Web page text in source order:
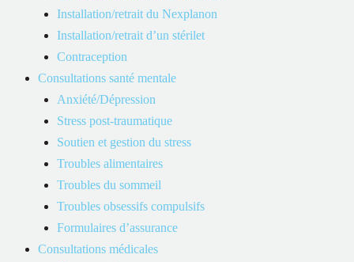
Installation/retrait du Nexplanon
Installation/retrait d’un stérilet
Contraception
Consultations santé mentale
Anxiété/Dépression
Stress post-traumatique
Soutien et gestion du stress
Troubles alimentaires
Troubles du sommeil
Troubles obsessifs compulsifs
Formulaires d’assurance
Consultations médicales
2010, elle a accumulé plusieurs années d’expérience en soins de
première ligne comme infirmière clinicienne. Souhaitant relever
de nouveaux défis, elle a complété une maîtrise en sciences
infirmières et un DESS. La mention d’excellence de la doyenne
des études du 2e cycle à l’Université du Québec en Outaouais lui
a été décernée.
favorise des choix éclairés.